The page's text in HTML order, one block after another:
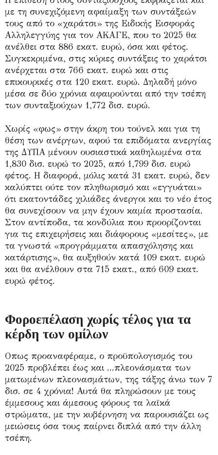
με τη συνεχιζόμενη αφαίμαξη των συντάξεών
τους από το «χαράτσι» της Ειδικής Εισφοράς
Αλληλεγγύης για τον ΑΚΑΓΕ, που το 2025 θα
ανέλθει στα 886 εκατ. ευρώ, όσα και φέτος.
Συγκεκριμένα, στις κύριες συντάξεις το χαράτσι
ανέρχεται στα 766 εκατ. ευρώ και στις
επικουρικές στα 120 εκατ. ευρώ. Δηλαδή μόνο
μέσα σε δύο χρόνια αφαιρούνται από την τσέπη
των συνταξιούχων 1,772 δισ. ευρώ.
Χωρίς «φως» στην άκρη του τούνελ και για τη
θέση των ανέργων, αφού τα επιδόματα ανεργίας
της ΔΥΠΑ μένουν ουσιαστικά καθηλωμένα στα
1,830 δισ. ευρώ το 2025, από 1,799 δισ. ευρώ
φέτος. Η διαφορά, μόλις κατά 31 εκατ. ευρώ, δεν
καλύπτει ούτε τον πληθωρισμό και «εγγυάται»
ότι εκατοντάδες χιλιάδες άνεργοι και το νέο έτος
θα συνεχίσουν να μην έχουν καμία προστασία.
Στον αντίποδα, τα κονδύλια που προορίζονται
για τις επιχειρήσεις και διάφορους «μεσίτες», με
τα γνωστά «προγράμματα απασχόλησης και
κατάρτισης», θα αυξηθούν κατά 109 εκατ. ευρώ
και θα ανέλθουν στα 715 εκατ., από 609 εκατ.
ευρώ φέτος.
Φοροεπέλαση χωρίς τέλος για τα
κέρδη των ομίλων
Οπως προαναφέραμε, ο προϋπολογισμός του
2025 προβλέπει έως και ...πλεονάσματα των
ματωμένων πλεονασμάτων, της τάξης άνω των 7
δισ. σε 4 χρόνια! Αυτά θα πληρώσουν με τους
έμμεσους και άμεσους φόρους τα λαϊκά
στρώματα, με την κυβέρνηση να παρουσιάζει ως
μειώσεις όσα τους παίρνει διπλά από την άλλη
τσέπη.